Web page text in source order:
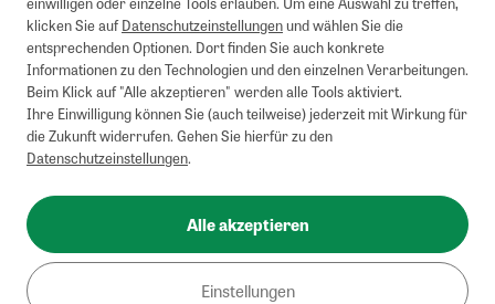
klicken Sie aufDatenschutzeinstellungenund wählen Sie die
entsprechenden Optionen. Dort finden Sie auch konkrete
Informationen zu den Technologien und den einzelnen Verarbeitungen.
Beim Klick auf "Alle akzeptieren" werden alle Tools aktiviert.
Ihre Einwilligung können Sie (auch teilweise) jederzeit mit Wirkung für
die Zukunft widerrufen. Gehen Sie hierfür zu den
Datenschutzeinstellungen.
Alle akzeptieren
Einstellungen